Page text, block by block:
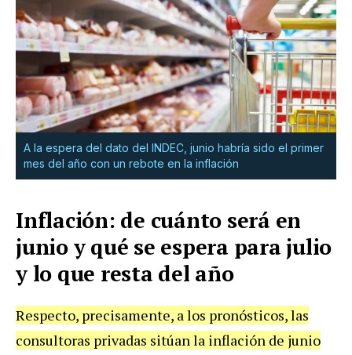
A la espera del dato del INDEC, junio habría sido el primer
mes del año con un rebote en la inflación
Inflación: de cuánto será en
junio y qué se espera para julio
y lo que resta del año
Respecto, precisamente, a los pronósticos, las
consultoras privadas sitúan la inflación de junio